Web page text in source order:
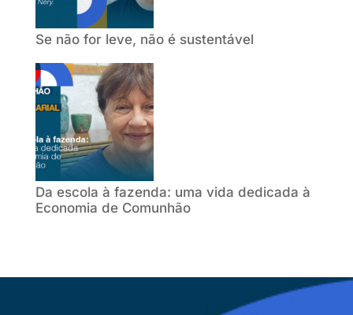
Se não for leve, não é sustentável
Da escola à fazenda: uma vida dedicada à
Economia de Comunhão